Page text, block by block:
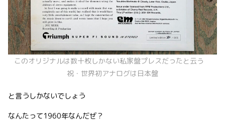
このオリジナルは数十枚しかない私家盤プレスだったと云う
祝・世界初アナログは日本盤
と言うしかないでしょう
なんたって1960年なんだぜ？